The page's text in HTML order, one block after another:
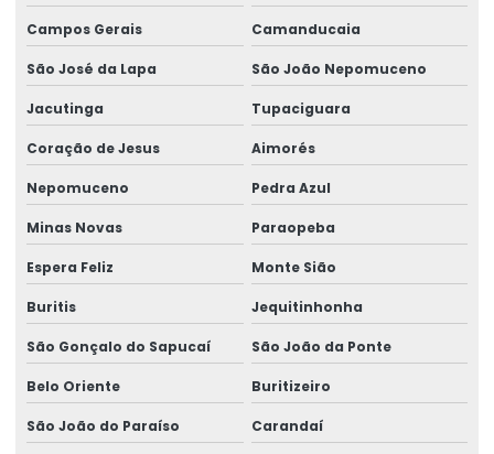
Campos Gerais Camanducaia
São José da Lapa São João Nepomuceno
Jacutinga Tupaciguara
Coração de Jesus Aimorés
Nepomuceno Pedra Azul
Minas Novas Paraopeba
Espera Feliz Monte Sião
Buritis Jequitinhonha
São Gonçalo do Sapucaí São João da Ponte
Belo Oriente Buritizeiro
São João do Paraíso Carandaí